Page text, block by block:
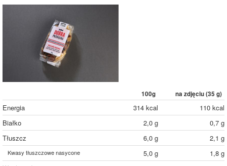
100g na zdjęciu (35 g)
Energia 314 kcal
110 kcal
Białko
2,0 g
0,7 g
Tłuszcz
6,0 g 2,1 g
Kwasy tłuszczowe nasycone 5,0 g
1,8 g